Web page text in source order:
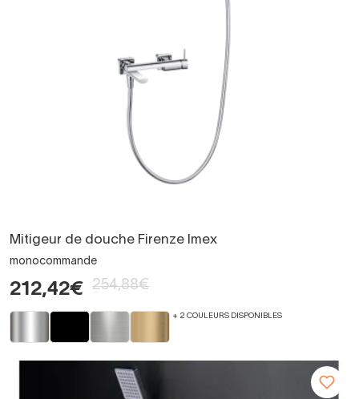
Mitigeur de douche Firenze Imex
monocommande
212,42€ 254,88€
+ 2 COULEURS DISPONIBLES